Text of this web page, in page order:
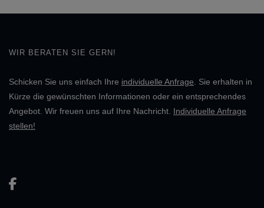
WIR BERATEN SIE GERN!
Schicken Sie uns einfach Ihre individuelle Anfrage . Sie erhalten in
Kürze die gewünschten Informationen oder ein entsprechendes
Angebot. Wir freuen uns auf Ihre Nachricht. Individuelle Anfrage
stellen!